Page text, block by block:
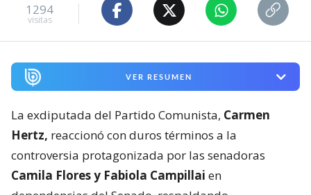
1294
visitas
VER RESUMEN
La exdiputada del Partido Comunista, Carmen
Hertz, reaccionó con duros términos a la
controversia protagonizada por las senadoras
Camila Flores y Fabiola Campillai en